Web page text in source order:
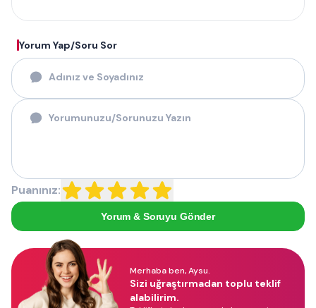
Yorum Yap/Soru Sor
Puanınız:
Yorum & Soruyu Gönder
Merhaba ben, Aysu.
Sizi uğraştırmadan toplu teklif
alabilirim.